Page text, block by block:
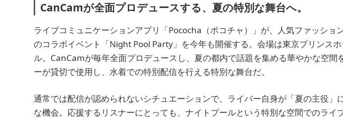
CanCamが全面プロデュースする、夏の特別な舞台へ。
ライブコミュニケーションアプリ「Pococha（ポコチャ）」が、人気ファッショ
のコラボイベント「Night Pool Party」を今年も開催する。会場は東京プリンス
ル。CanCamが毎年全面プロデュースし、夏の都内で話題を集める華やかな空間
ーが貸切で使用し、水着での特別配信を行える特別な舞台だ。
通常では配信が認められないシチュエーションで、ライバー自身が「夏の主役」
な機会。応援するリスナーにとっても、ナイトプールという特別な空間でのライ